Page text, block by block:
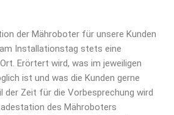
der Mähroboter für unsere Kunden
Installationstag stets eine
Erörtert wird, was im jeweiligen
ist und was die Kunden gerne
der Zeit für die Vorbesprechung wird
des Mähroboters